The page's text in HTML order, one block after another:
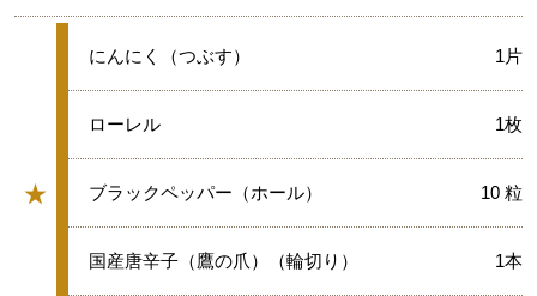
★
グループ
★
にんにく（つぶす） 1片
★
ローレル 1枚
★
ブラックペッパー（ホール） 10 粒
★
国産唐辛子（鷹の爪）（輪切り） 1本